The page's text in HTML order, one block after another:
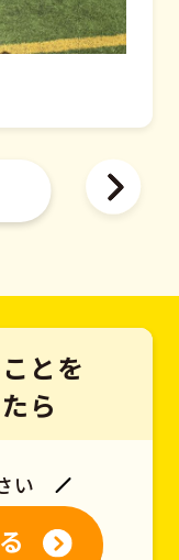
とを
ら
い